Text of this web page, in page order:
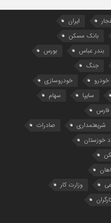
ایران
بانک مسکن
بندر عباس
بورس
جنگ
خودرو
خودروسازی
سایپا
سهام
فارس
شریعتمداری
صادرات
خوزستان
وزارت کار